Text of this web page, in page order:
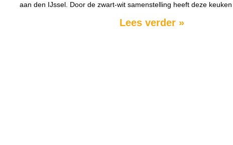
aan den IJssel. Door de zwart-wit samenstelling heeft deze
Lees verder »